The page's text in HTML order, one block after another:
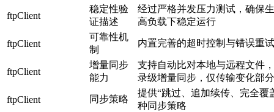
ftpClient
稳定性验
证描述
经过严格并发压力测试，确保
高负载下稳定运行
ftpClient
可靠性机
制
内置完善的超时控制与错误重
ftpClient
增量同步
能力
支持自动比对本地与远程文件
录级增量同步，仅传输变化部分
ftpClient 同步策略
提供“跳过、追加续传、完全覆
种同步策略